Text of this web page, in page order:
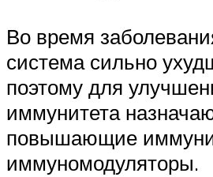
Во время
система сильно
поэтому для
иммунитета
повышающие
иммуномодуляторы.